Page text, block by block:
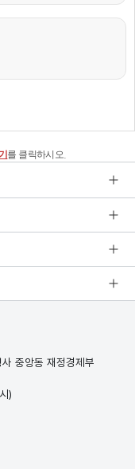
를 클릭하시오.
중앙동 재정경제부
)